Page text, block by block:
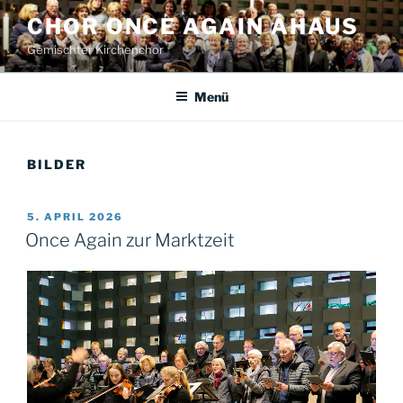
Zum
Inhalt
springen
CHOR ONCE AGAIN AHAUS
Gemischter Kirchenchor
Menü
BILDER
VERÖFFENTLICHT
AM
5. APRIL 2026
Once Again zur Marktzeit